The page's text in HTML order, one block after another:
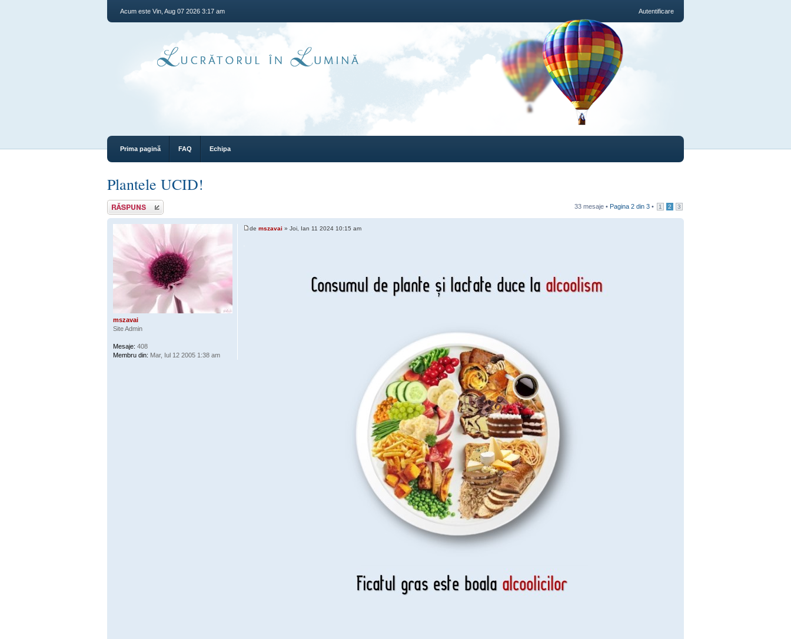
Acum este Vin, Aug 07 2026 3:17 am Autentificare
Prima pagină FAQ Echipa
Plantele UCID!
Răspunde 33 mesaje • Pagina 2 din 3 • 1 2 3
de mszavai » Joi, Ian 11 2024 10:15 am
mszavai
Site Admin
Mesaje: 408
Membru din: Mar, Iul 12 2005 1:38 am